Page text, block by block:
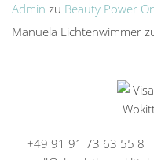
Admin zu Beauty Power
Manuela Lichtenwimmer
+49 91 91 73 63 55 8